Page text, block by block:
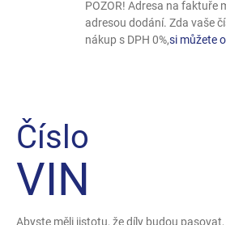
POZOR! Adresa na faktuře
adresou dodání. Zda vaše
nákup s DPH 0%,si můžete
Číslo
VIN
Abyste měli jistotu, že díly budou